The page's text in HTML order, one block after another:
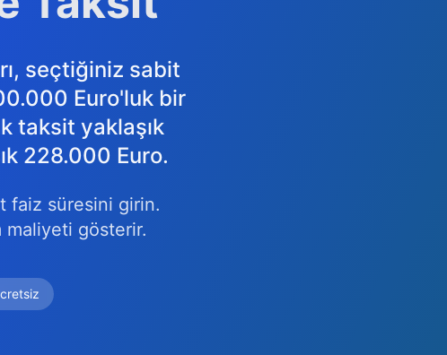
seçtiğiniz sabit
Euro'luk bir
taksit yaklaşık
228.000 Euro.
faiz süresini girin.
maliyeti gösterir.